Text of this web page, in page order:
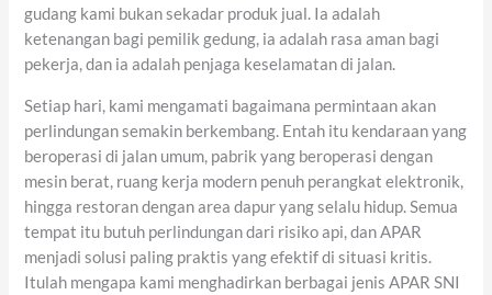
gudang kami bukan sekadar produk jual. Ia adalah
ketenangan bagi pemilik gedung, ia adalah rasa aman bagi
pekerja, dan ia adalah penjaga keselamatan di jalan.
Setiap hari, kami mengamati bagaimana permintaan akan
perlindungan semakin berkembang. Entah itu kendaraan yang
beroperasi di jalan umum, pabrik yang beroperasi dengan
mesin berat, ruang kerja modern penuh perangkat elektronik,
hingga restoran dengan area dapur yang selalu hidup. Semua
tempat itu butuh perlindungan dari risiko api, dan APAR
menjadi solusi paling praktis yang efektif di situasi kritis.
Itulah mengapa kami menghadirkan berbagai jenis APAR SNI